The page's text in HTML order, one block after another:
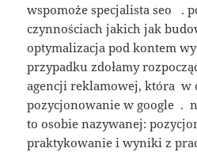
wspomoże specjalista seo .
czynnościach jakich jak
optymalizacja pod kontem
przypadku zdołamy
agencji reklamowej, która w
pozycjonowanie w google .
to osobie nazywanej:
praktykowanie i wyniki z